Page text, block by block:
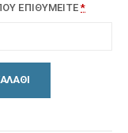
ΕΠΙΘΥΜΕΙΤΕ*